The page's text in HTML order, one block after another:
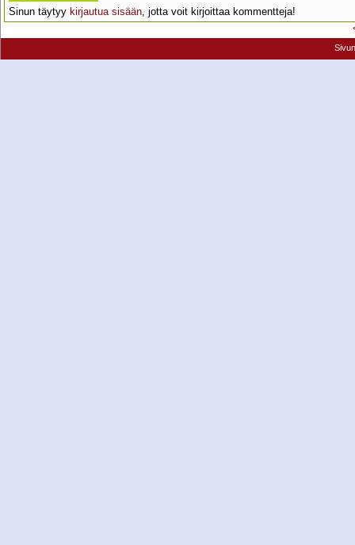
Sinun täytyy kirjautua sisään, jotta voit kirjoittaa kommentteja!